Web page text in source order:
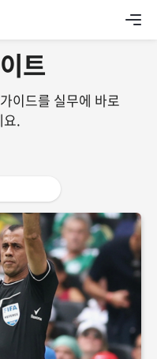
트
이드를 실무에 바로
요.